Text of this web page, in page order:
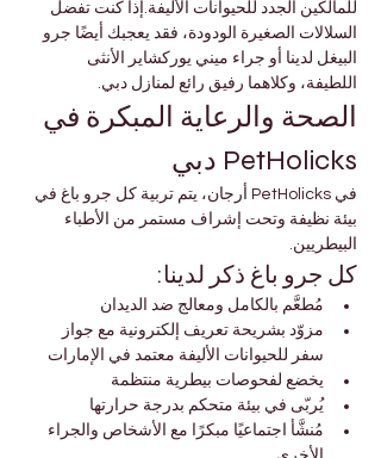
للمالكين الجدد للحيوانات الأليفة.إذا كنت تفضل
السلالات الصغيرة الودودة، فقد يعجبك أيضًا جرو
البيغل لدينا أو جراء ميني يوركشاير الأنثى
اللطيفة، وكلاهما رفيق رائع لمنازل دبي.
الصحة والرعاية المبكرة في
PetHolicks دبي
في PetHolicks أرجان، يتم تربية كل جرو باغ في
بيئة نظيفة وتحت إشراف مستمر من الأطباء
البيطريين.
كل جرو باغ ذكر لدينا:
مُطعَّم بالكامل ومعالج ضد الديدان
مزوّد بشريحة تعريف إلكترونية مع جواز
سفر للحيوانات الأليفة معتمد في الإمارات
يخضع لفحوصات بيطرية منتظمة
يُربّى في بيئة متحكم بدرجة حرارتها
مُنشَّأ اجتماعيًا مبكرًا مع الأشخاص والجراء